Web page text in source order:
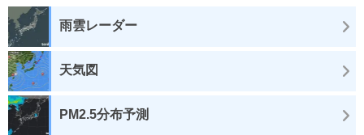
雨雲レーダー
天気図
PM2.5分布予測